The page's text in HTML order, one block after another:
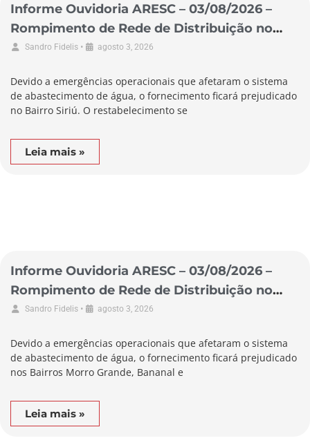
Informe Ouvidoria ARESC – 03/08/2026 –
Rompimento de Rede de Distribuição no
Município de Garopaba
Sandro Fidelis • agosto 3, 2026
Devido a emergências operacionais que afetaram o sistema
de abastecimento de água, o fornecimento ficará prejudicado
no Bairro Siriú. O restabelecimento se
Leia mais »
Informe Ouvidoria ARESC – 03/08/2026 –
Rompimento de Rede de Distribuição no
Município de Laguna
Sandro Fidelis • agosto 3, 2026
Devido a emergências operacionais que afetaram o sistema
de abastecimento de água, o fornecimento ficará prejudicado
nos Bairros Morro Grande, Bananal e
Leia mais »